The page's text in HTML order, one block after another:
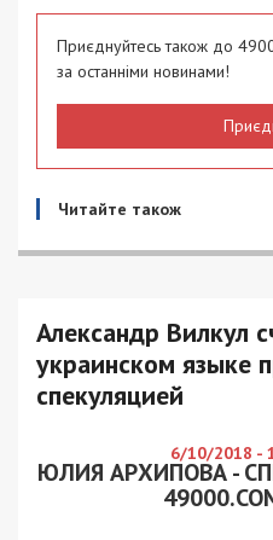
Приєднуйтесь також до
за останніми новинами!
Читайте також
Александр Вилкул
украинском языке
спекуляцией
6/10/2018 -
ЮЛИЯ АРХИПОВА -